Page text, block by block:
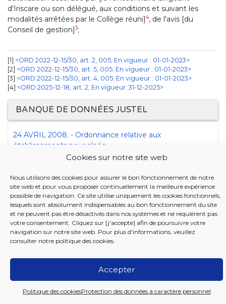
Cookies sur notre site web
Nous utilisons des cookies pour assurer le bon fonctionnement de notre
site web et pour vous proposer continuellement la meilleure expérience
possible de navigation. Ce site utilise uniquement les cookies fonctionnels,
lesquels sont absolument indispensables au bon fonctionnement du site
et ne peuvent pas être désactivés dans nos systèmes et ne requièrent pas
votre consentement. Cliquez sur [j'accepte] afin de poursuivre votre
navigation sur notre site web. Pour plus d'informations, veuillez
consulter notre politique des cookies.
Accepter
Politique des cookiesProtection des données à caractère personnel
d'Iriscare ou son délégué, aux conditions et suivant les
modalités arrêtées par le Collège réuni]4, de l'avis [du
Conseil de gestion]3;
1 <ORD 2022-12-15/30, art. 2, 005; En vigueur : 01-01-2023>
2 <ORD 2022-12-15/30, art. 5, 005; En vigueur : 01-01-2023>
3 <ORD 2022-12-15/30, art. 4, 005; En vigueur : 01-01-2023>
[4] <ORD 2025-12-18, art. 2; En vigueur: 31-12-2025>
BANQUE DE DONNÉES JUSTEL
24 AVRIL 2008. - Ordonnance relative aux
établissements pour aînés
18 DECEMBRE 2025. - Ordonnance modifiant
l'ordonnance du 24 avril 2008 relative aux
établissements pour aînés